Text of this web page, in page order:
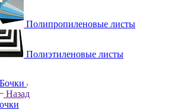
Полипропиленовые листы
Полиэтиленовые листы
Бочки
Назад